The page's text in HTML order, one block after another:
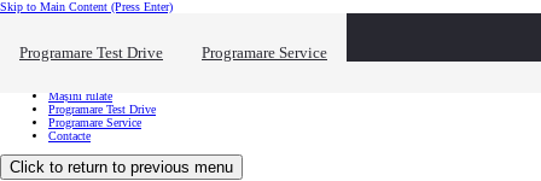
Skip to Main Content (Press Enter)
Programare Test Drive Programare Service
Vreau să văd... Click to close the reach out overlay
Mașini rulate
Programare Test Drive
Programare Service
Contacte
Click to return to previous menu